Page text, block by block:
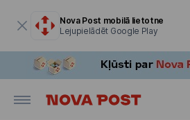
Nova Post mobilā lietotne
Lejupielādēt Google Play